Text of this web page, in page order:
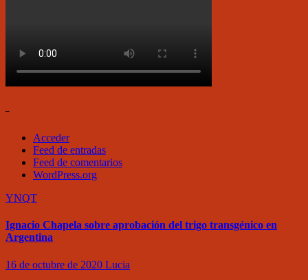
–
Acceder
Feed de entradas
Feed de comentarios
WordPress.org
YNQT
Ignacio Chapela sobre aprobación del trigo transgénico en
Argentina
16 de octubre de 2020 Lucia